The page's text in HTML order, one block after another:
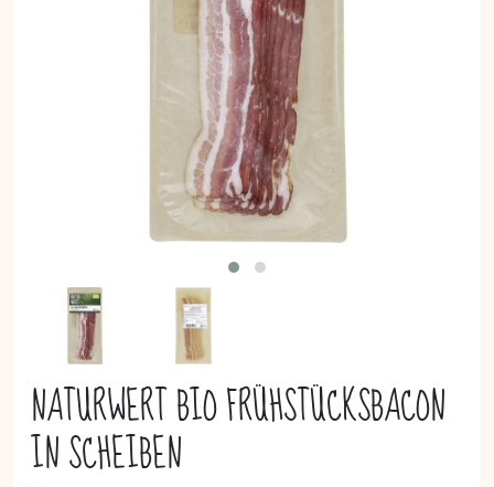
NATURWERT BIO FRÜHSTÜCKSBACON
IN SCHEIBEN